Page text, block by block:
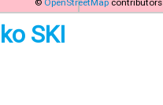
© OpenStreetMap contributors
SKI